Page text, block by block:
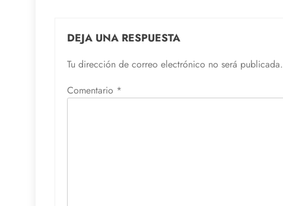
DEJA UNA RESPUESTA
Tu dirección de correo electrónico no será publicada.
Comentario *